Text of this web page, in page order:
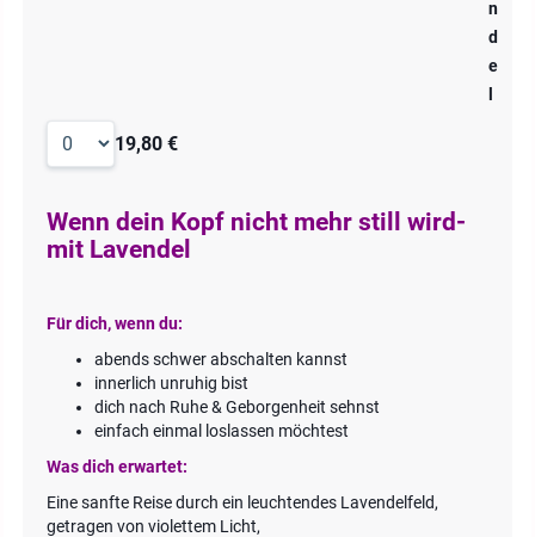
n
d
e
19,80 €
Wenn dein Kopf nicht mehr still wird-
mit Lavendel
Für dich, wenn du:
abends schwer abschalten kannst
innerlich unruhig bist
dich nach Ruhe & Geborgenheit sehnst
einfach einmal loslassen möchtest
Was dich erwartet:
Eine sanfte Reise durch ein leuchtendes Lavendelfeld,
getragen von violettem Licht,